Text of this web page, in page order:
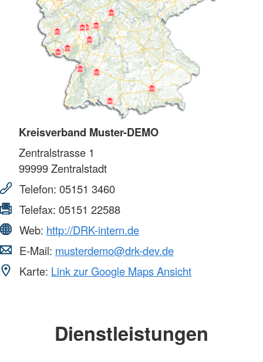
Kreisverband Muster-DEMO
Zentralstrasse 1
99999Zentralstadt
Telefon: 05151 3460
Telefax: 05151 22588
Web: http://DRK-intern.de
E-Mail: musterdemo@drk-dev.de
Karte: Link zur Google Maps Ansicht
Dienstleistungen